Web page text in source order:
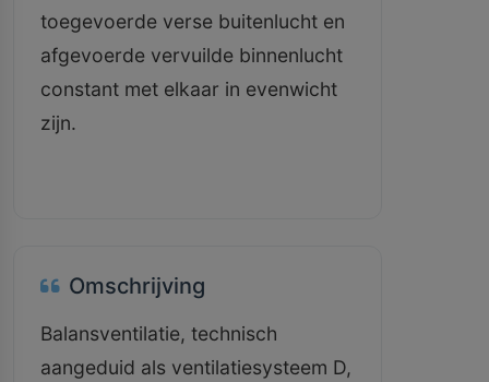
toegevoerde verse buitenlucht en
afgevoerde vervuilde binnenlucht
constant met elkaar in evenwicht
zijn.
Omschrijving
Balansventilatie, technisch
aangeduid als ventilatiesysteem D,